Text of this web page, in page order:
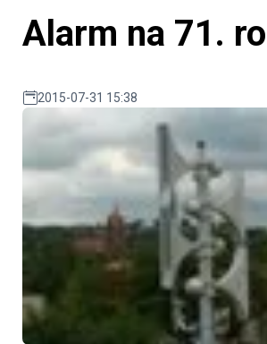
Alarm na 71.
2015-07-31 15:38